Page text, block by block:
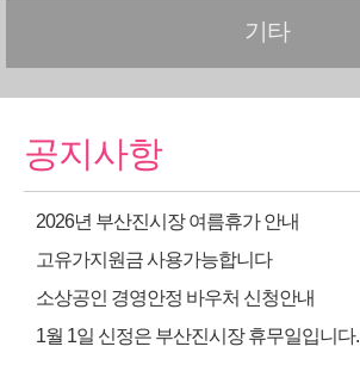
기타
공지사항
2026년 부산진시장 여름휴가 안내
고유가지원금 사용가능합니다
소상공인 경영안정 바우처 신청안내
1월 1일 신정은 부산진시장 휴무일입니다.